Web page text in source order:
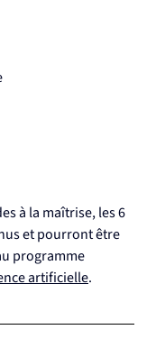
à la maîtrise, les 6
et pourront être
programme
artificielle.